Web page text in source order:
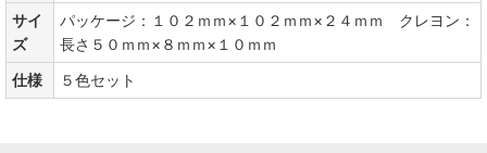
サイ
ズ
パッケージ：１０２ｍｍ×１０２ｍｍ×２４ｍｍ クレヨン：
長さ５０ｍｍ×８ｍｍ×１０ｍｍ
仕様
５色セット